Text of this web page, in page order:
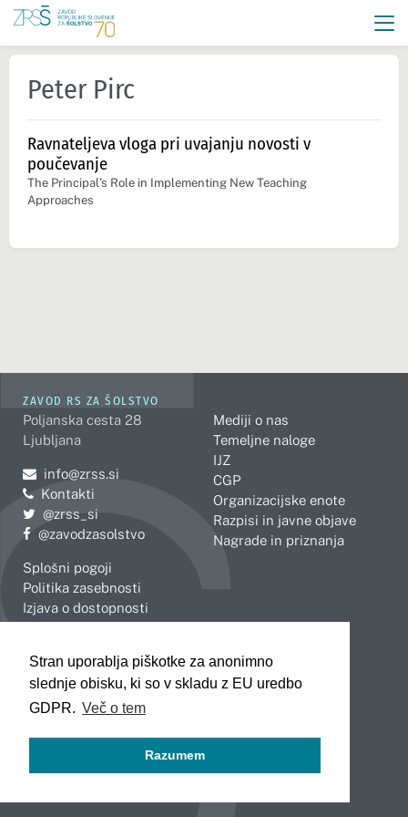
Stran uporablja piškotke za anonimno
slednje obisku, ki so v skladu z EU uredbo
GDPR. Več o tem
Razumem
Peter Pirc
Ravnateljeva vloga pri uvajanju novosti v
poučevanje
The Principal’s Role in Implementing New Teaching
Approaches
ZAVOD RS ZA ŠOLSTVO
Poljanska cesta 28
Ljubljana
Pošljite e-mail na
info@zrss.si
Kontakti
Pojdite na Twitter:
@zrss_si
Pojdite na Facebook:
@zavodzasolstvo
Splošni pogoji
Politika zasebnosti
Izjava o dostopnosti
Mediji o nas
Temeljne naloge
IJZ
CGP
Organizacijske enote
Razpisi in javne objave
Nagrade in priznanja
Celje
Koper
Kranj
Novo mesto
Slovenj Gradec